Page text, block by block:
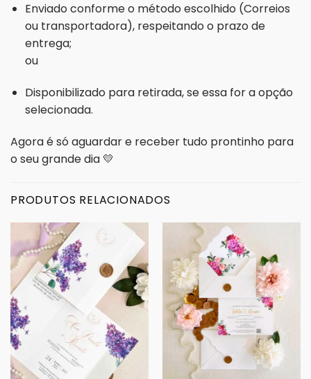
Enviado conforme o método escolhido (Correios
ou transportadora), respeitando o prazo de
entrega;
ou
Disponibilizado para retirada, se essa for a opção
selecionada.
Agora é só aguardar e receber tudo prontinho para
o seu grande dia 💛
PRODUTOS RELACIONADOS